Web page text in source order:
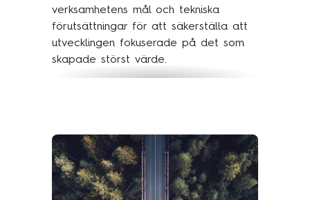
verksamhetens mål och tekniska
förutsättningar för att säkerställa att
utvecklingen fokuserade på det som
skapade störst värde.
olika marknader och kundgrupper fram
till den fulla övergången inför EU-
reglernas ikraftträdande. Parallellt
etablerades även gemensamma